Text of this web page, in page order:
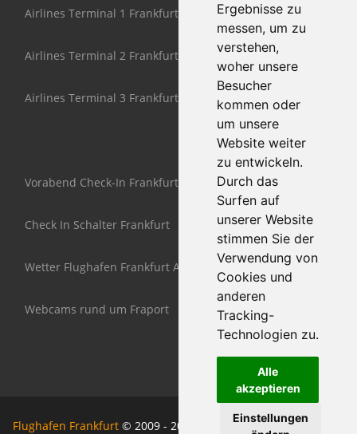
Ergebnisse zu
messen, um zu
verstehen,
woher unsere
Besucher
kommen oder
um unsere
Website weiter
zu entwickeln.
Durch das
Surfen auf
unserer Website
stimmen Sie der
Verwendung von
Cookies und
anderen
Tracking-
Technologien zu.
Alle
akzeptieren
Einstellungen
Airlines Terminal 1 Frankfurt
Airlines Terminal 2 Frankfurt
Airlines Terminal 3 Frankfurt
Vorabend Check-In Frankfurt
Check In Schalter Frankfurt
Wetter Flughafen Frankfurt Airport
Webcams rund um Fraport
Flughafen Frankfurt © 2009 - 2026 www.Airport-Frankfurt-am-